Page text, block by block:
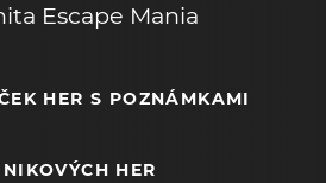
Escape Mania
HER S POZNÁMKAMI
HER